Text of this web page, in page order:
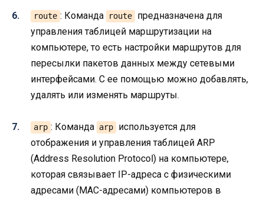
route : Команда route
предназначена для
управления таблицей маршрутизации на
компьютере, то есть настройки маршрутов для
пересылки пакетов данных между сетевыми
интерфейсами. С ее помощью можно добавлять,
удалять или изменять маршруты.
arp : Команда arp
используется для
отображения и управления таблицей ARP
(Address Resolution Protocol) на компьютере,
которая связывает IP-адреса с физическими
адресами (MAC-адресами) компьютеров в